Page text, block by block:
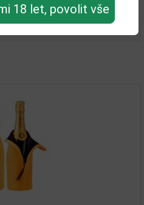
18 let, povolit vše
0,75